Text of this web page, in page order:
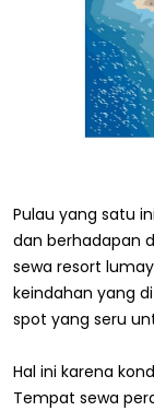
Pulau yang satu
dan berhadapan
sewa resort
keindahan yang
spot yang seru
Hal ini karena
Tempat sewa